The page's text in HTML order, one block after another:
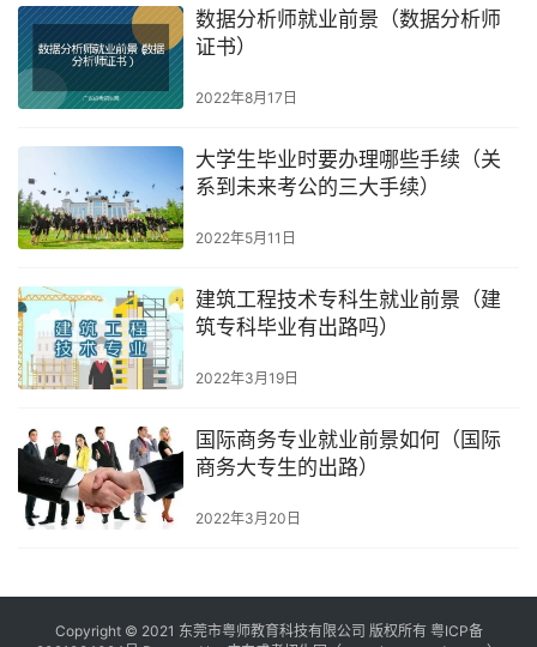
数据分析师就业前景（数据分析师
证书）
2022年8月17日
大学生毕业时要办理哪些手续（关
系到未来考公的三大手续）
2022年5月11日
建筑工程技术专科生就业前景（建
筑专科毕业有出路吗）
2022年3月19日
国际商务专业就业前景如何（国际
商务大专生的出路）
2022年3月20日
Copyright © 2021 东莞市粤师教育科技有限公司 版权所有 粤ICP备